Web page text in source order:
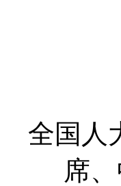
全国人
席